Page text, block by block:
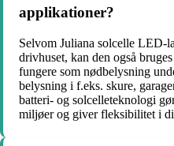
applikationer?
Selvom Juliana solcelle LED-
drivhuset, kan den også
fungere som nødbelysning
belysning i f.eks. skure,
batteri- og solcelleteknologi
miljøer og giver fleksibilitet i